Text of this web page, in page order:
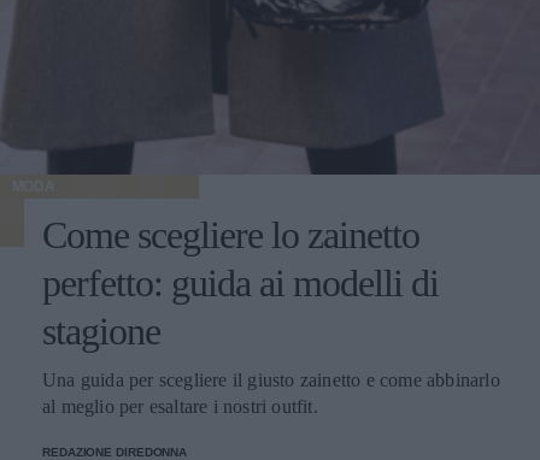
MODA
Come scegliere lo zainetto
perfetto: guida ai modelli di
stagione
Una guida per scegliere il giusto zainetto e come abbinarlo
al meglio per esaltare i nostri outfit.
REDAZIONE DIREDONNA